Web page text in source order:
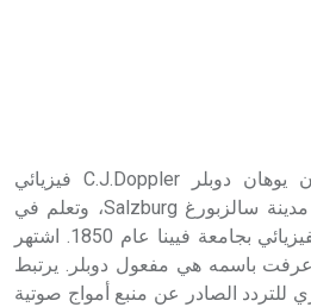
دوبلر (مفعول ـ) كريستيان يوهان دوبلر C.J.Doppler فيزيائي
ورياضي نمساوي، ولد في مدينة سالزبورغ Salzburg، وتعلم في
فيينا، وغدا رئيساً للمعهد الفيزيائي بجامعة فيينا عام 1850. اشتهر
عرفت باسمه هي مفعول دوبلر. يرتبط
للتردد الصادر عن منبع أمواج صوتية